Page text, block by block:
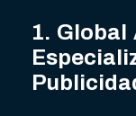
1. Global